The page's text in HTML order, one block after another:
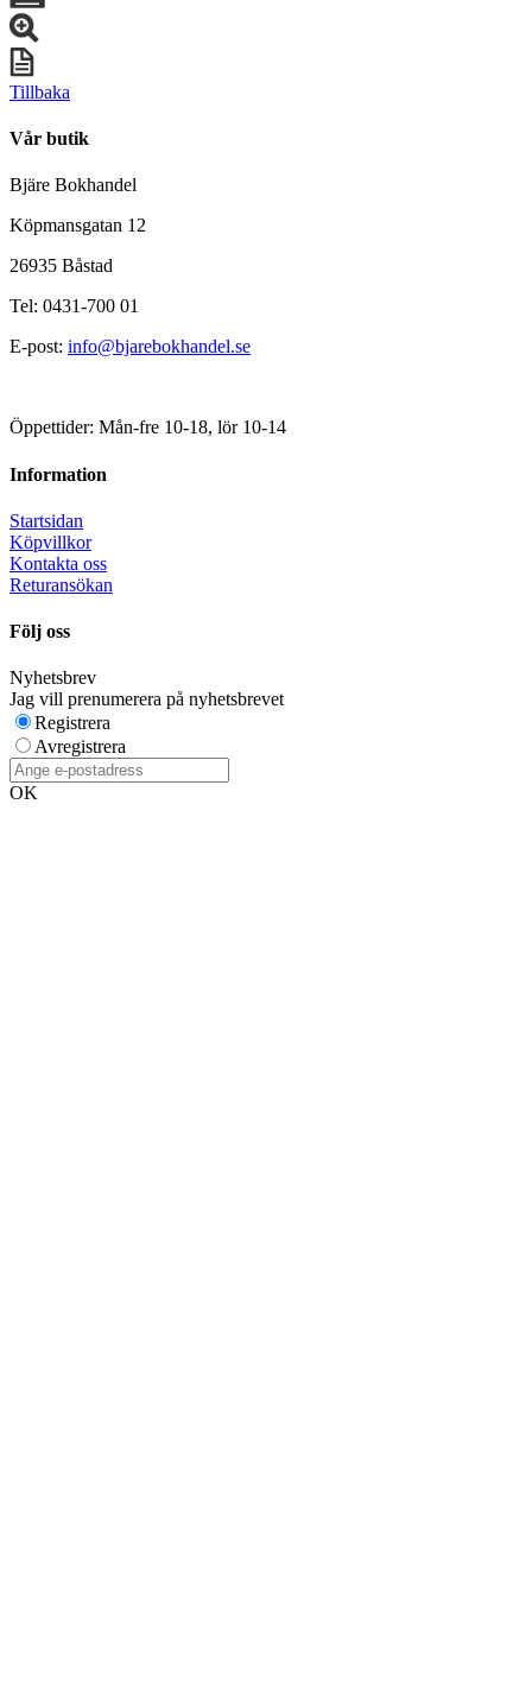
Tillbaka
Vår butik
Bjäre Bokhandel
Köpmansgatan 12
26935 Båstad
Tel: 0431-700 01
E-post: info@bjarebokhandel.se
Öppettider: Mån-fre 10-18, lör 10-14
Information
Startsidan
Köpvillkor
Kontakta oss
Returansökan
Följ oss
Nyhetsbrev
Jag vill prenumerera på nyhetsbrevet
Registrera
Avregistrera
OK